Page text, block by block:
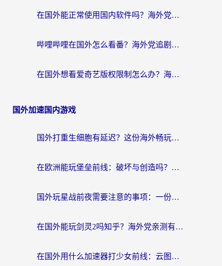
在国外能正常使用国内软件吗？海外党亲测有效的无缝访问指南
哔哩哔哩在国外怎么看番？海外党追剧看片的终极解决方案
在国外想看爱奇艺版权限制怎么办？海外华人必看的追剧自由指南
国外加速国内游戏
国外打重生细胞有延迟？这份海外畅玩国服游戏加速器终极指南请收好
在欧洲能玩堡垒前线：破坏与创造吗？海外党国服游戏不卡顿的秘密
国外玩星战前夜需要注意的事项：一份来自老玩家的网络生存指南
在国外能玩剑灵2吗知乎？海外党亲测有效的国服游戏加速指南
在国外用什么加速器打少女前线：云图计划不卡？一个老玩家的掏心分享